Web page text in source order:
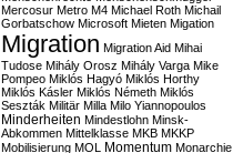
Mercosur Metro M4 Michael Roth Michail
Gorbatschow Microsoft Mieten Migation
Migration Migration Aid Mihai
Tudose Mihály Orosz Mihály Varga Mike
Pompeo Miklós Hagyó Miklós Horthy
Miklós Kásler Miklós Németh Miklós
Seszták Militär Milla Milo Yiannopoulos
Minderheiten Mindestlohn Minsk-
Abkommen Mittelklasse MKB MKKP
Mobilisierung MOL Momentum Monarchie